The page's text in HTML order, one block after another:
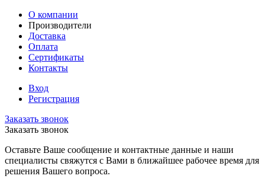
О компании
Производители
Доставка
Оплата
Сертификаты
Контакты
Вход
Регистрация
Заказать звонок
Заказать звонок
Оставьте Ваше сообщение и контактные данные и наши
специалисты свяжутся с Вами в ближайшее рабочее время для
решения Вашего вопроса.